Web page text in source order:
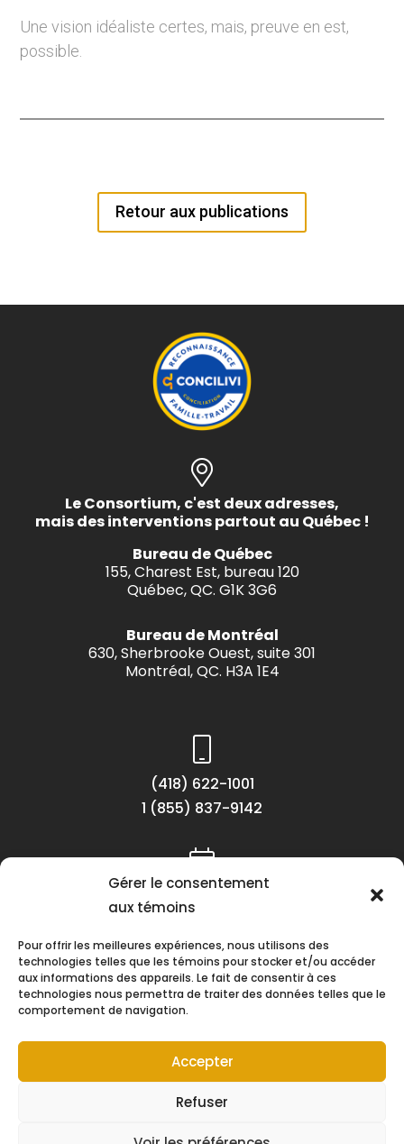
Gérer le consentement
aux témoins
Pour offrir les meilleures expériences, nous utilisons des
technologies telles que les témoins pour stocker et/ou accéder
aux informations des appareils. Le fait de consentir à ces
technologies nous permettra de traiter des données telles que le
comportement de navigation.
Accepter
Refuser
Une vision idéaliste certes, mais, preuve en est,
possible.
Retour aux publications
Le Consortium, c'est deux adresses,
mais des interventions partout au Québec !
Bureau de Québec
155, Charest Est, bureau 120
Québec, QC. G1K 3G6
Bureau de Montréal
630, Sherbrooke Ouest, suite 301
Montréal, QC. H3A 1E4
(418) 622-1001
1 (855) 837-9142
Lundi au vendredi
Suivez-nous !